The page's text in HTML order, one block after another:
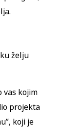
želju
vas kojim
projekta
koji je